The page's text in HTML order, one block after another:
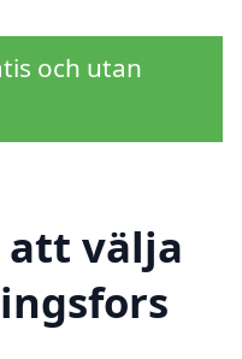
och utan
att välja